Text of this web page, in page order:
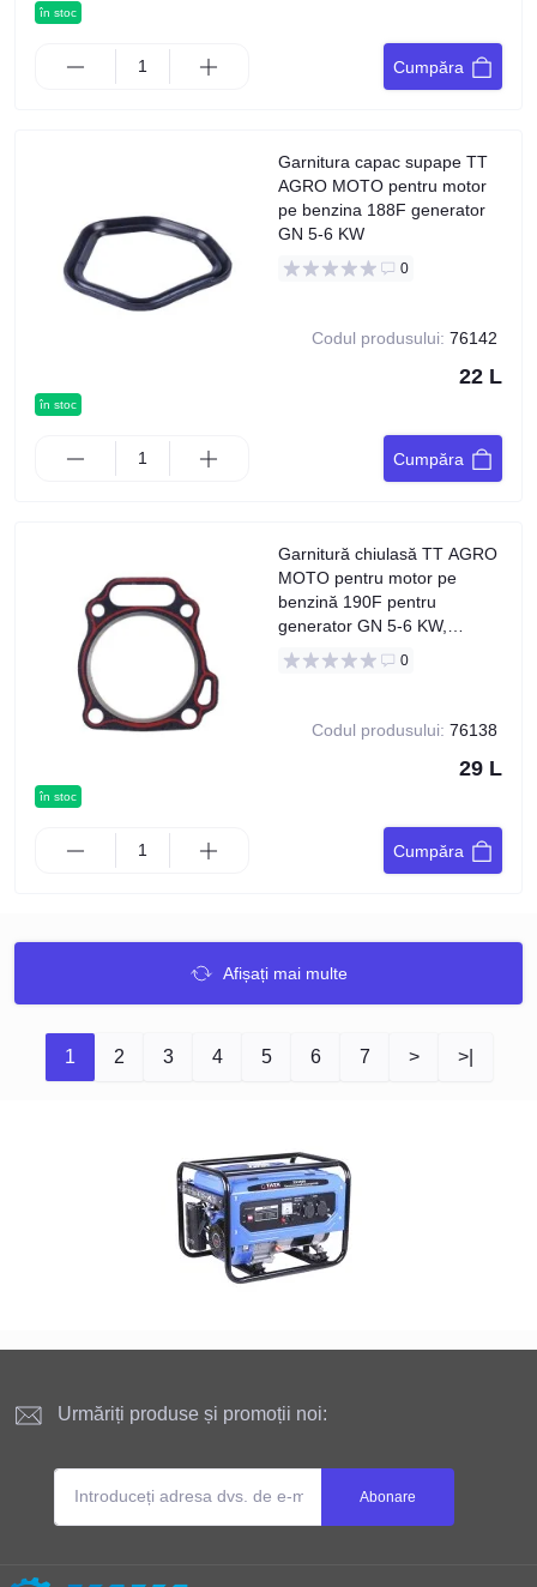
în stoc
Cumpăra
în stoc
Garnitura capac supape TT
AGRO MOTO pentru motor
pe benzina 188F generator
GN 5-6 KW
0
Codul produsului: 76142
22 L
Cumpăra
în stoc
Garnitură chiulasă TT AGRO
MOTO pentru motor pe
benzină 190F pentru
generator GN 5-6 KW,
diametru 90 mm
0
Codul produsului: 76138
29 L
Cumpăra
Afișați mai multe
1 2 3 4 5 6 7 > >|
Urmăriți produse și promoții noi:
Abonare